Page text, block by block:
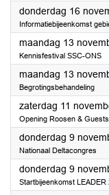
donderdag 16
Informatiebijeenkomst
maandag 13
Kennisfestival SSC-ONS
maandag 13
Begrotingsbehandeling
zaterdag 11
Opening Roosen &
donderdag 9
Nationaal Deltacongres
donderdag 9
Startbijeenkomst LEADER